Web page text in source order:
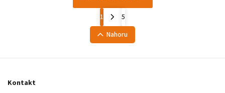
1
5
Nahoru
Kontakt